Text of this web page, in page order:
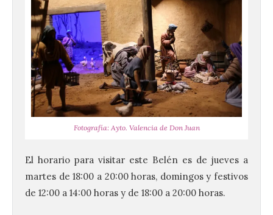
Fotografía: Ayto. Valencia de Don Juan
El horario para visitar este Belén es de jueves a
martes de 18:00 a 20:00 horas, domingos y festivos
de 12:00 a 14:00 horas y de 18:00 a 20:00 horas.